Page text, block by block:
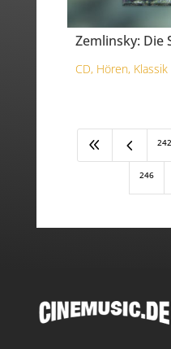
Zemlinsky: Die
CD, Hören, Klassik
8 4 242
246